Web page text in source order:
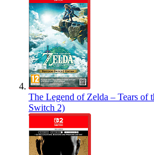
The Legend of Zelda – Tears of
Switch 2)